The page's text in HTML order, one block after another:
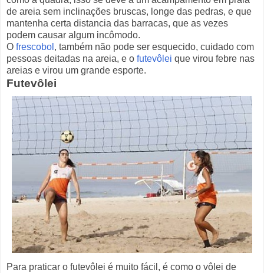
de areia sem inclinações bruscas, longe das pedras, e que
mantenha certa distancia das barracas, que as vezes
podem causar algum incômodo.
O frescobol , também não pode ser esquecido, cuidado com
pessoas deitadas na areia, e o futevôlei que virou febre nas
areias e virou um grande esporte.
Futevôlei
Para praticar o futevôlei é muito fácil, é como o vôlei de